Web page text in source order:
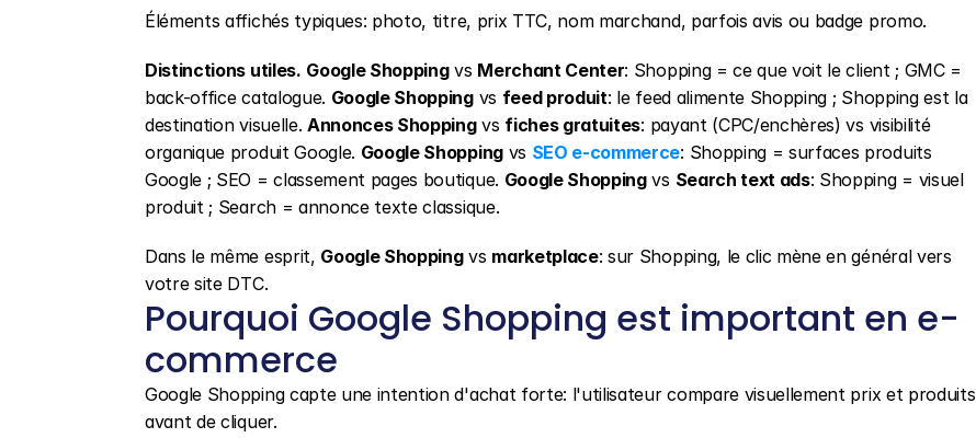
Éléments affichés typiques: photo, titre, prix TTC, nom marchand, parfois avis ou badge promo.
Distinctions utiles. Google Shopping vs Merchant Center: Shopping = ce que voit le client ; GMC =
back-office catalogue. Google Shopping vs feed produit: le feed alimente Shopping ; Shopping est la
destination visuelle. Annonces Shopping vs fiches gratuites: payant (CPC/enchères) vs visibilité
organique produit Google. Google Shopping vs SEO e-commerce: Shopping = surfaces produits
Google ; SEO = classement pages boutique. Google Shopping vs Search text ads: Shopping = visuel
produit ; Search = annonce texte classique.
Dans le même esprit, Google Shopping vs marketplace: sur Shopping, le clic mène en général vers
votre site DTC.
Pourquoi Google Shopping est important en e-
commerce
Google Shopping capte une intention d'achat forte: l'utilisateur compare visuellement prix et produits
avant de cliquer.